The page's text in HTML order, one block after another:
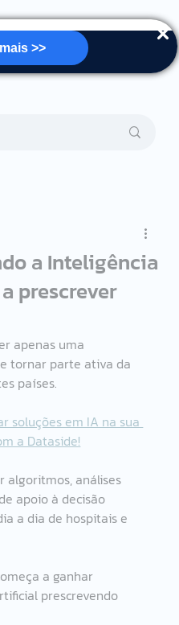
>>
a Inteligência
prescrever
apenas uma
tornar parte ativa da
países.
soluções em IA na sua
a Dataside!
algoritmos, análises
apoio à decisão
a dia de hospitais e
a ganhar
prescrevendo